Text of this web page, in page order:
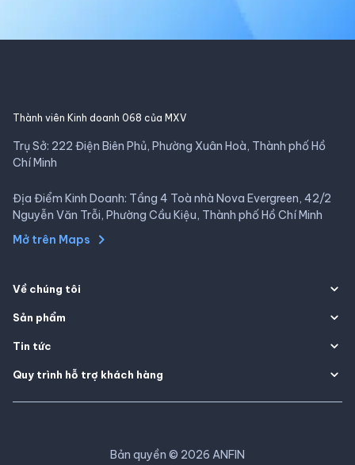
Thành viên Kinh doanh 068 của MXV
Trụ Sở: 222 Điện Biên Phủ, Phường Xuân Hoà, Thành phố Hồ
Chí Minh
Địa Điểm Kinh Doanh: Tầng 4 Toà nhà Nova Evergreen, 42/2
Nguyễn Văn Trỗi, Phường Cầu Kiệu, Thành phố Hồ Chí Minh
Mở trên Maps
Về chúng tôi
Sản phẩm
Tin tức
Quy trình hỗ trợ khách hàng
Bản quyền © 2026 ANFIN